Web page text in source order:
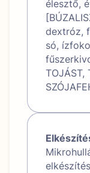
élesztő,
dextróz,
só,
TOJÁST,